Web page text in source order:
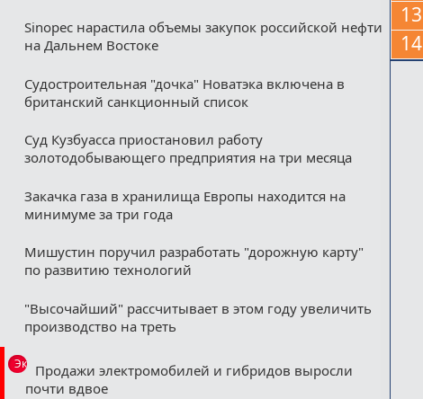
Sinopec нарастила объемы закупок российской нефти
на Дальнем Востоке
Судостроительная "дочка" Новатэка включена в
британский санкционный список
Суд Кузбуасса приостановил работу
золотодобывающего предприятия на три месяца
Закачка газа в хранилища Европы находится на
минимуме за три года
Мишустин поручил разработать "дорожную карту"
по развитию технологий
"Высочайший" рассчитывает в этом году увеличить
производство на треть
Эксклюзив
Продажи электромобилей и гибридов выросли
почти вдвое
13
14